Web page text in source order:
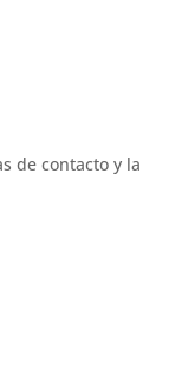
de contacto y la